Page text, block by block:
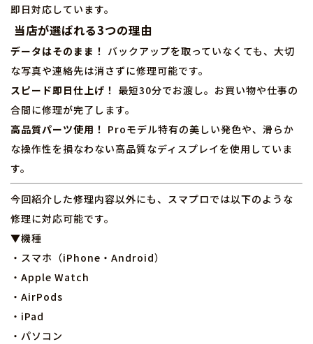
即日対応しています。
当店が選ばれる3つの理由
データはそのまま！ バックアップを取っていなくても、大切
な写真や連絡先は消さずに修理可能です。
スピード即日仕上げ！ 最短30分でお渡し。お買い物や仕事の
合間に修理が完了します。
高品質パーツ使用！ Proモデル特有の美しい発色や、滑らか
な操作性を損なわない高品質なディスプレイを使用していま
す。
今回紹介した修理内容以外にも、スマプロでは以下のような
修理に対応可能です。
▼機種
・スマホ（iPhone・Android）
・Apple Watch
・AirPods
・iPad
・パソコン